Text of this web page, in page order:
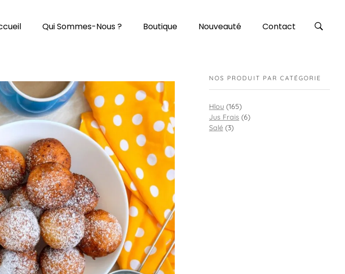
Qui Sommes-Nous ? Boutique Nouveauté Contact
NOS PRODUIT PAR CATÉGORIE
Hlou (165)
Jus Frais (6)
Salé (3)